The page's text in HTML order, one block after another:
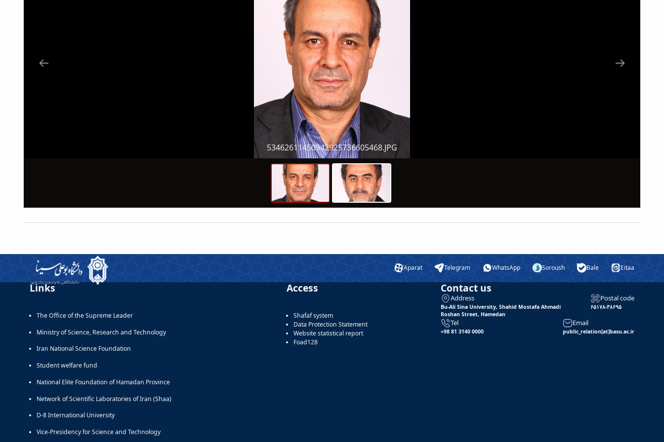
53462611450942925736605468.JPG
Aparat Telegram WhatsApp Soroush Bale Eitaa
Links
The Office of the Supreme Leader
Ministry of Science, Research and Technology
Iran National Science Foundation
Student welfare fund
National Elite Foundation of Hamadan Province
Network of Scientific Laboratories of Iran (Shaa)
D-8 International University
Vice-Presidency for Science and Technology
Access
Shafaf system
Data Protection Statement
Website statistical report
Foad128
Contact us
Address
Bu-Ali Sina University, Shahid Mostafa Ahmadi
Roshan Street, Hamedan
Postal code
۶۵۱۷۸-۳۸۶۹۵
Tel
+98 81 3140 0000
Email
public_relation[at]basu.ac.ir